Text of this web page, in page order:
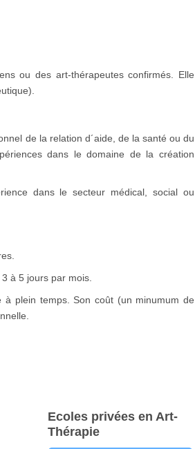
ou des art-thérapeutes confirmés. Elle
de la relation d´aide, de la santé ou du
dans le domaine de la création
dans le secteur médical, social ou
à 5 jours par mois.
à plein temps. Son coût (un minumum de
Ecoles privées en Art-
Thérapie